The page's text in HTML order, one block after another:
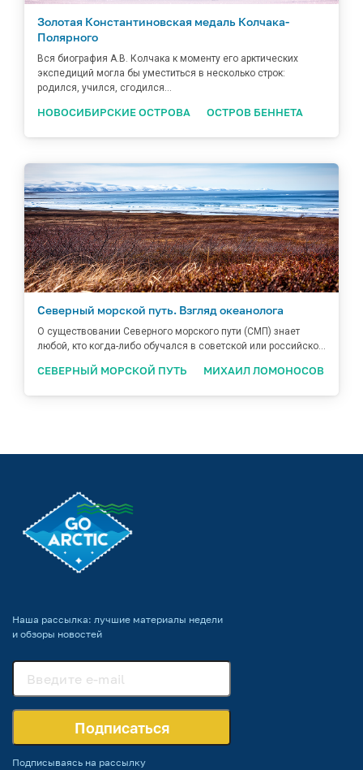
Золотая Константиновская медаль Колчака-
Полярного
Вся биография А.В. Колчака к моменту его арктических
экспедиций могла бы уместиться в несколько строк:
родился, учился, сгодился…
НОВОСИБИРСКИЕ ОСТРОВА ОСТРОВ БЕННЕТА
Северный морской путь. Взгляд океанолога
О существовании Северного морского пути (СМП) знает
любой, кто когда-либо обучался в советской или российско...
СЕВЕРНЫЙ МОРСКОЙ ПУТЬ МИХАИЛ ЛОМОНОСОВ
Наша рассылка: лучшие материалы недели
и обзоры новостей
Подписаться
Подписываясь на рассылку